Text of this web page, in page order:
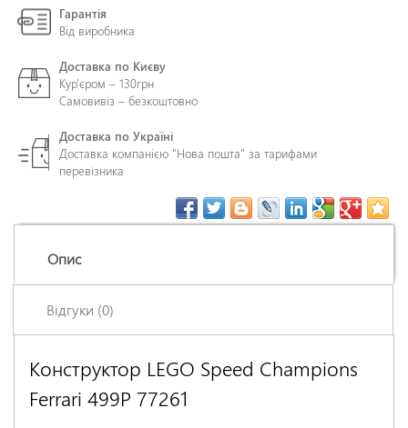
Гарантія
Від виробника
Доставка по Києву
Кур'єром – 130грн
Самовивіз – безкоштовно
Доставка по Україні
Доставка компанією "Нова пошта" за тарифами
перевізника
Опис
Відгуки (0)
Конструктор LEGO Speed Champions
Ferrari 499P 77261
Залишіть відгук про цей товар першими
*
Ім'я